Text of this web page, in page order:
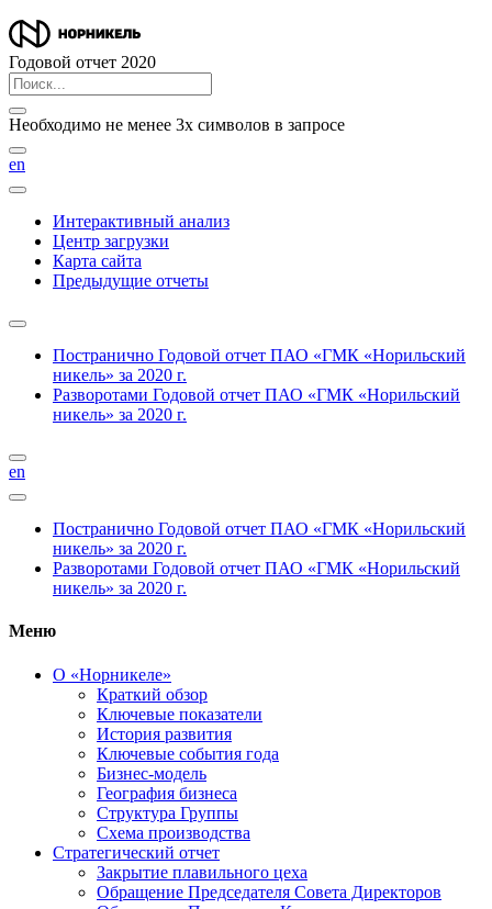
Годовой отчет 2020
Необходимо не менее 3х символов в запросе
en
Интерактивный анализ
Центр загрузки
Карта сайта
Предыдущие отчеты
Постранично Годовой отчет ПАО «ГМК «Норильский
никель» за 2020 г.
Разворотами Годовой отчет ПАО «ГМК «Норильский
никель» за 2020 г.
en
Постранично Годовой отчет ПАО «ГМК «Норильский
никель» за 2020 г.
Разворотами Годовой отчет ПАО «ГМК «Норильский
никель» за 2020 г.
Меню
О «Норникеле»
Краткий обзор
Ключевые показатели
История развития
Ключевые события года
Бизнес-модель
География бизнеса
Структура Группы
Схема производства
Стратегический отчет
Закрытие плавильного цеха
Обращение Председателя Совета Директоров